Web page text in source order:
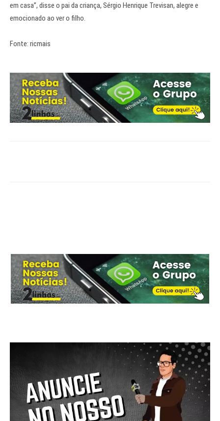
em casa”, disse o pai da criança, Sérgio Henrique Trevisan, alegre e
emocionado ao ver o filho.
Fonte: ricmais